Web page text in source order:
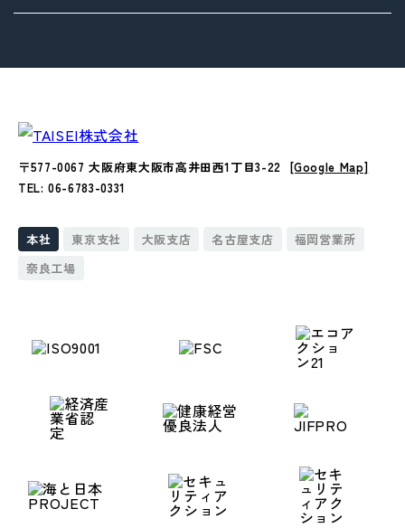
Social（社会）への取り組み
〒577-0067 大阪府東大阪市高井田西1丁目3-22 [Google Map]
TEL: 06-6783-0331
本社 東京支社 大阪支店 名古屋支店
福岡営業所
奈良工場